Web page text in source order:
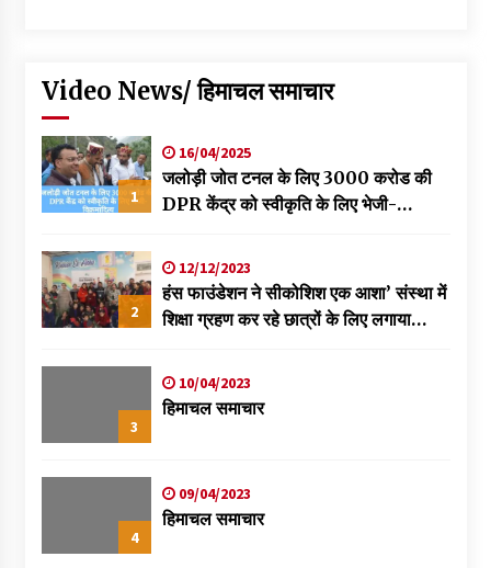
Video News/ हिमाचल समाचार
1
16/04/2025
जलोड़ी जोत टनल के लिए 3000 करोड की
DPR केंद्र को स्वीकृति के लिए भेजी-
2
12/12/2023
हंस फाउंडेशन ने सीकोशिश एक आशा’ संस्था में
शिक्षा ग्रहण कर रहे छात्रों के लिए लगाया
3
10/04/2023
हिमाचल समाचार
4
09/04/2023
हिमाचल समाचार